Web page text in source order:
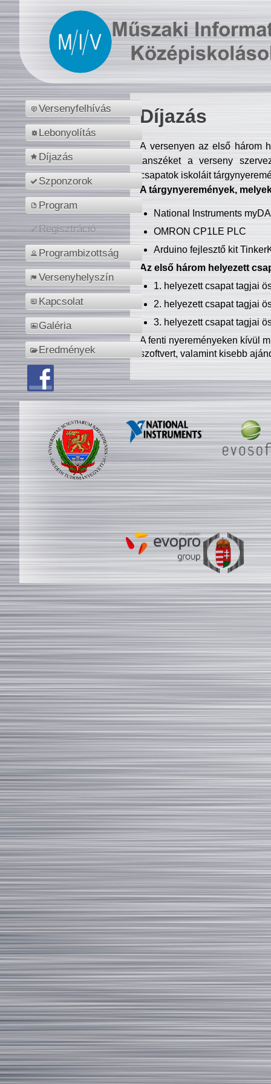
Versenyfelhívás
Lebonyolítás
Díjazás
Szponzorok
Program
Regisztráció
Programbizottság
Versenyhelyszín
Kapcsolat
Galéria
Eredmények
Díjazás
A versenyen az első három
tanszéket a verseny
csapatok iskoláit
A tárgynyeremények,
National Instruments
OMRON CP1LE PLC
Arduino fejlesztő kit
Az első három helyezett
1. helyezett csapat tagjai
2. helyezett csapat tagjai
3. helyezett csapat tagjai
A fenti nyereményeken kívül
szoftvert, valamint kisebb